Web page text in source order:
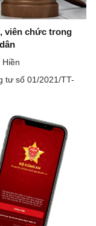
viên chức trong
Hiền
tư số 01/2021/TT-